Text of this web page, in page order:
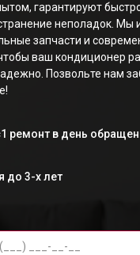
гарантируют
неполадок. Мы
запчасти и
ваш кондиционер
Позвольте нам
ремонт в день
до 3-х лет